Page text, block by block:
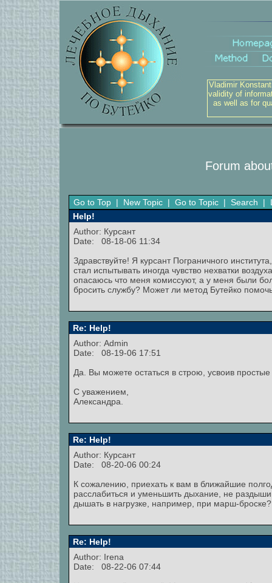
Vladimir
validity of
as well as for
Forum
Go to Top | New Topic | Go to Topic | Search |
Help!
Author: Курсант
Date: 08-18-06 11:34
Здравствуйте! Я курсант Пограничного
стал испытывать иногда чувство нехватки
опасаюсь что меня комиссуют, а у меня были
бросить службу? Может ли метод Бутейко
Re: Help!
Author: Admin
Date: 08-19-06 17:51
Да. Вы можете остаться в строю, усвоив
С уважением,
Александра.
Re: Help!
Author: Курсант
Date: 08-20-06 00:24
К сожалению, приехать к вам в ближайшие
расслабиться и уменьшить дыхание, не
дышать в нагрузке, например, при марш-
Re: Help!
Author: Irena
Date: 08-22-06 07:44